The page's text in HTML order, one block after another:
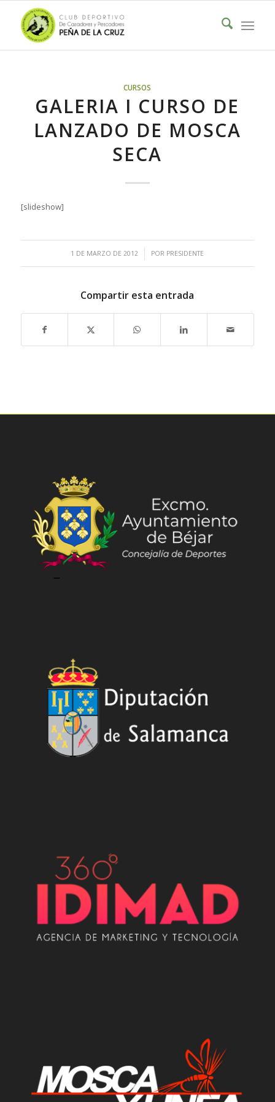
CURSOS
GALERIA I CURSO DE
LANZADO DE MOSCA
SECA
[slideshow]
1 DE MARZO DE 2012
/ POR PRESIDENTE
Compartir esta entrada